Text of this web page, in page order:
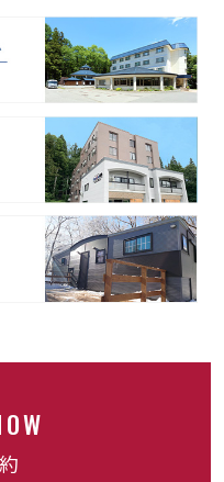
ー場
歩1分
積を誇る、なだらか
に人気のアットホー